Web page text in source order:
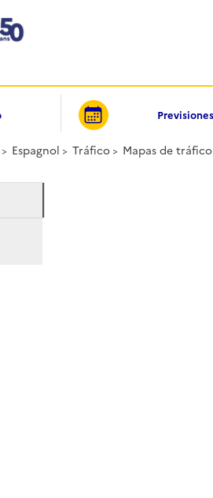
Previsiones
Espagnol Tráfico Mapas de tráfico